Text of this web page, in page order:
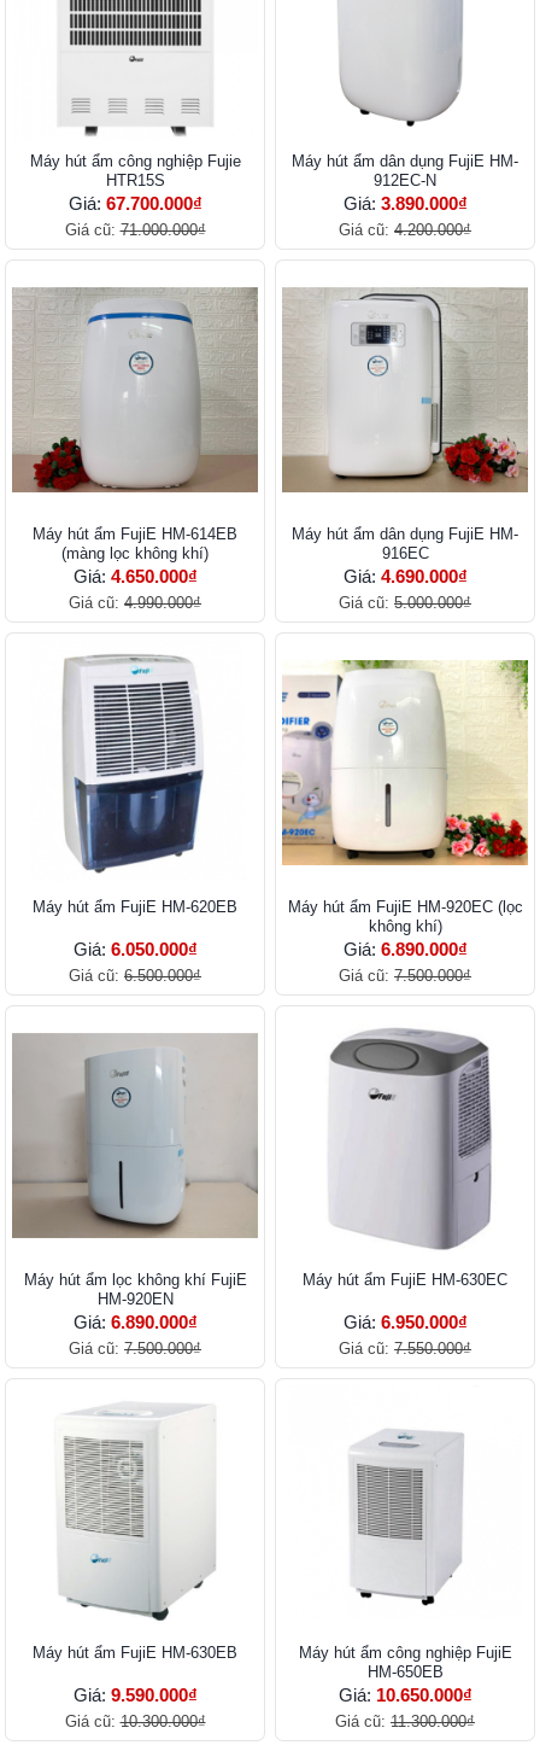
Máy hút ẩm công nghiệp Fujie
HTR15S
Giá: 67.700.000₫
Giá cũ:71.000.000₫
Máy hút ẩm dân dụng FujiE HM-
912EC-N
Giá: 3.890.000₫
Giá cũ: 4.200.000₫
Máy hút ẩm FujiE HM-614EB
(màng lọc không khí)
Giá: 4.650.000₫
Giá cũ: 4.990.000₫
Máy hút ẩm dân dụng FujiE HM-
916EC
Giá: 4.690.000₫
Giá cũ: 5.000.000₫
Máy hút ẩm FujiE HM-620EB
Giá: 6.050.000₫
Giá cũ: 6.500.000₫
Máy hút ẩm FujiE HM-920EC (lọc
không khí)
Giá: 6.890.000₫
Giá cũ: 7.500.000₫
Máy hút ẩm lọc không khí FujiE
HM-920EN
Giá: 6.890.000₫
Giá cũ: 7.500.000₫
Máy hút ẩm FujiE HM-630EC
Giá: 6.950.000₫
Giá cũ: 7.550.000₫
Máy hút ẩm FujiE HM-630EB
Giá: 9.590.000₫
Giá cũ:10.300.000₫
Máy hút ẩm công nghiệp FujiE
HM-650EB
Giá: 10.650.000₫
Giá cũ: 11.300.000₫